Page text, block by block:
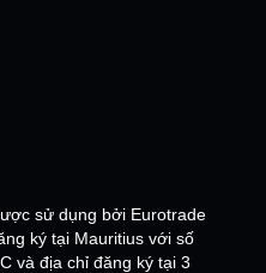
sử dụng bởi Eurotrade
ký tại Mauritius với số
và địa chỉ đăng ký tại 3